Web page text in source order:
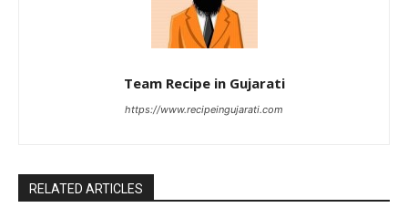
Team Recipe in Gujarati
https://www.recipeingujarati.com
RELATED ARTICLES